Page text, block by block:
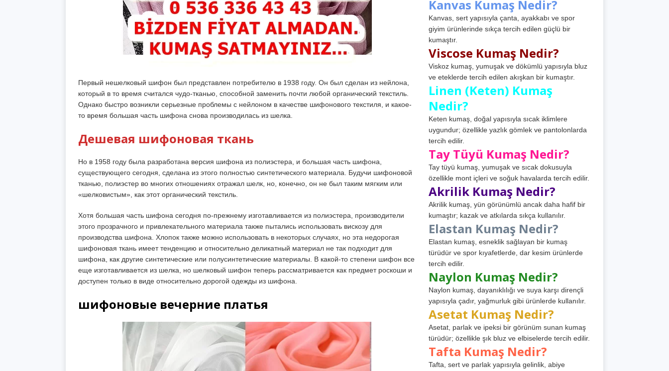
Первый нешелковый шифон был представлен потребителю в 1938 году. Он был сделан из нейлона,
который в то время считался чудо-тканью, способной заменить почти любой органический текстиль.
Однако быстро возникли серьезные проблемы с нейлоном в качестве шифонового текстиля, и какое-
то время большая часть шифона снова производилась из шелка.
Дешевая шифоновая ткань
Но в 1958 году была разработана версия шифона из полиэстера, и большая часть шифона,
существующего сегодня, сделана из этого полностью синтетического материала. Будучи шифоновой
тканью, полиэстер во многих отношениях отражал шелк, но, конечно, он не был таким мягким или
«шелковистым», как этот органический текстиль.
Хотя большая часть шифона сегодня по-прежнему изготавливается из полиэстера, производители
этого прозрачного и привлекательного материала также пытались использовать вискозу для
производства шифона. Хлопок также можно использовать в некоторых случаях, но эта недорогая
шифоновая ткань имеет тенденцию и относительно деликатный материал не так подходит для
шифона, как другие синтетические или полусинтетические материалы. В какой-то степени шифон все
еще изготавливается из шелка, но шелковый шифон теперь рассматривается как предмет роскоши и
доступен только в виде относительно дорогой одежды из шифона.
шифоновые вечерние платья
Kanvas Kumaş Nedir?
Kanvas, sert yapısıyla çanta, ayakkabı ve spor
giyim ürünlerinde sıkça tercih edilen güçlü bir
kumaştır.
Viscose Kumaş Nedir?
Viskoz kumaş, yumuşak ve dökümlü yapısıyla bluz
ve eteklerde tercih edilen akışkan bir kumaştır.
Linen (Keten) Kumaş
Nedir?
Keten kumaş, doğal yapısıyla sıcak iklimlere
uygundur; özellikle yazlık gömlek ve pantolonlarda
tercih edilir.
Tay Tüyü Kumaş Nedir?
Tay tüyü kumaş, yumuşak ve sıcak dokusuyla
özellikle mont içleri ve soğuk havalarda tercih edilir.
Akrilik Kumaş Nedir?
Akrilik kumaş, yün görünümlü ancak daha hafif bir
kumaştır; kazak ve atkılarda sıkça kullanılır.
Elastan Kumaş Nedir?
Elastan kumaş, esneklik sağlayan bir kumaş
türüdür ve spor kıyafetlerde, dar kesim ürünlerde
tercih edilir.
Naylon Kumaş Nedir?
Naylon kumaş, dayanıklılığı ve suya karşı dirençli
yapısıyla çadır, yağmurluk gibi ürünlerde kullanılır.
Asetat Kumaş Nedir?
Asetat, parlak ve ipeksi bir görünüm sunan kumaş
türüdür; özellikle şık bluz ve elbiselerde tercih edilir.
Tafta Kumaş Nedir?
Tafta, sert ve parlak yapısıyla gelinlik, abiye